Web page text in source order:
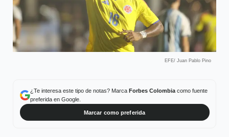
EFE/ Juan Pablo Pino
¿Te interesa este tipo de notas? Marca Forbes Colombiacomo fuente
preferida en Google.
Marcar como preferida